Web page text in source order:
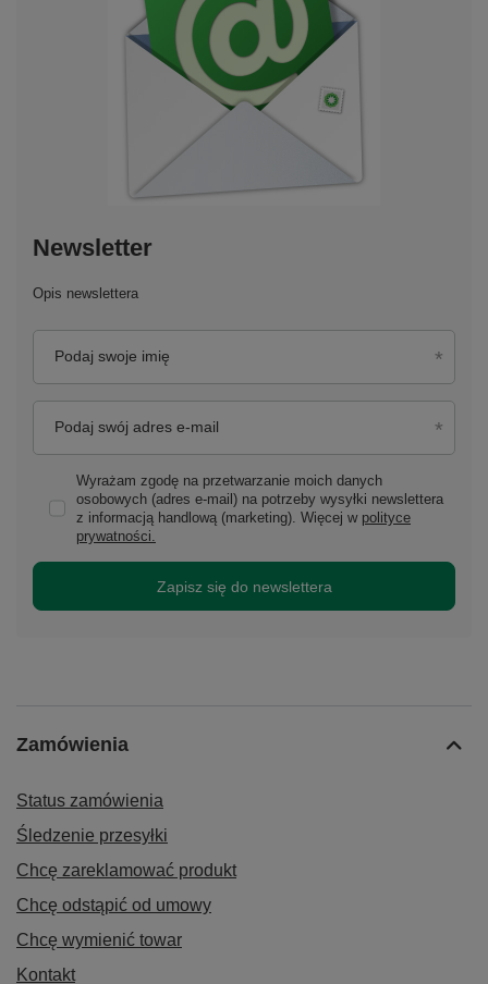
Newsletter
Opis newslettera
Podaj swoje imię
Podaj swój adres e-mail
Wyrażam zgodę na przetwarzanie moich danych
osobowych (adres e-mail) na potrzeby wysyłki newslettera
z informacją handlową (marketing). Więcej w polityce
prywatności.
Zapisz się do newslettera
Zamówienia
Status zamówienia
Śledzenie przesyłki
Chcę zareklamować produkt
Chcę odstąpić od umowy
Chcę wymienić towar
Kontakt